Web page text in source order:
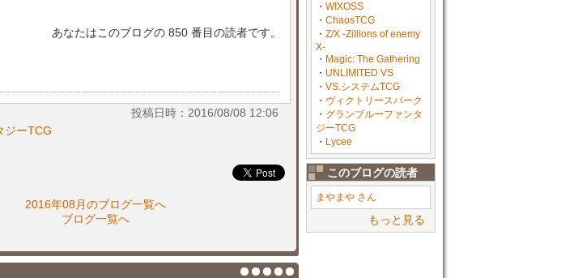
・ WIXOSS
・ ChaosTCG
・ Z/X -Zillions of enemy
X-
・ Magic: The Gathering
・ UNLIMITED VS
・ VS.システムTCG
・ ヴィクトリースパーク
・ グランブルーファンタ
ジーTCG
・ Lycee
このブログの読者
まやまや さん
もっと見る
あなたはこのブログの 850 番目の読者です。
投稿日時：2016/08/08 12:06
ジーTCG
2016年08月のブログ一覧へ
ブログ一覧へ